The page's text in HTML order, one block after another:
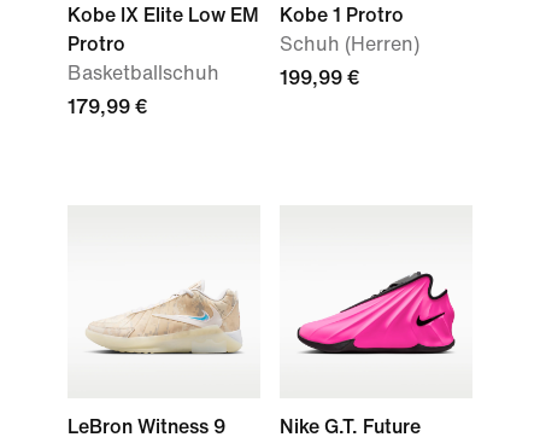
Kobe IX Elite Low EM
Protro
Basketballschuh
179,99 €
Kobe 1 Protro
Schuh (Herren)
199,99 €
LeBron Witness 9
Nike G.T. Future